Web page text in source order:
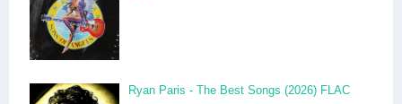
Ryan Paris - The Best Songs (2026) FLAC